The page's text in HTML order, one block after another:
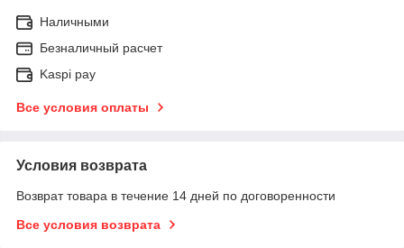
Наличными
Безналичный расчет
Kaspi pay
Все условия оплаты
Условия возврата
Возврат товара в течение 14 дней по договоренности
Все условия возврата